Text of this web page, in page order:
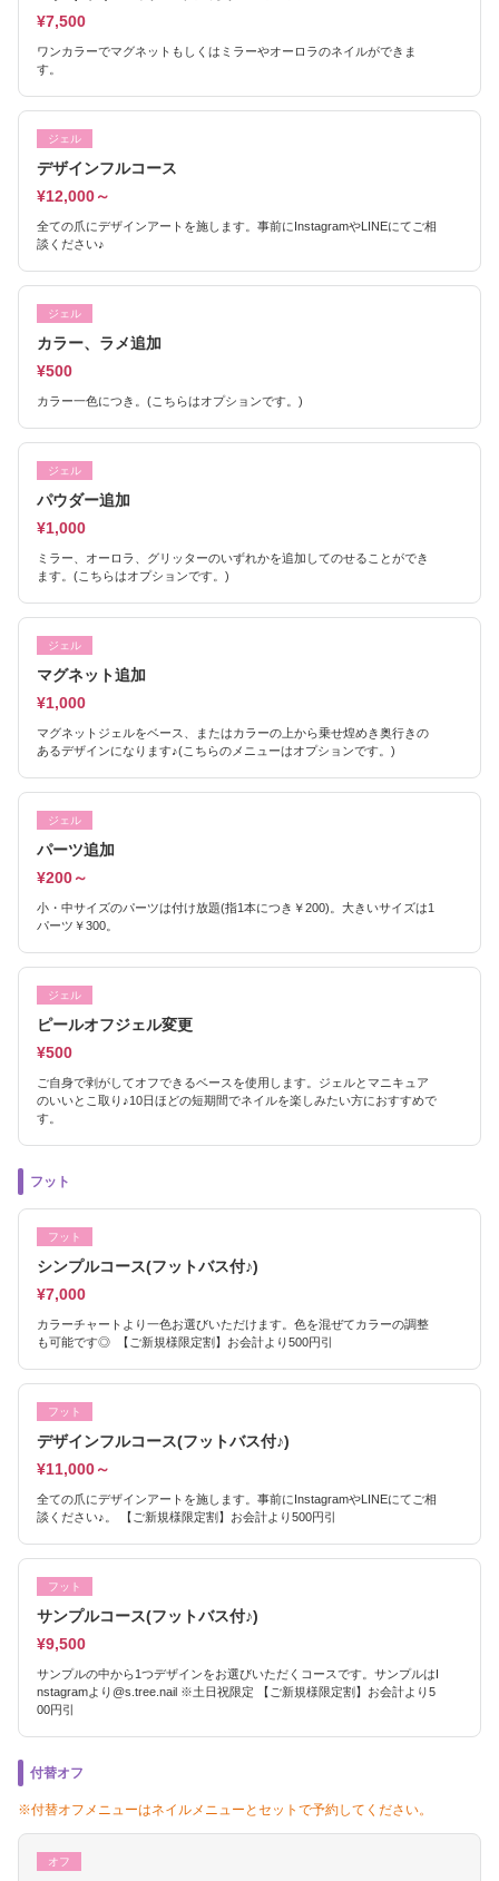
¥7,500
ワンカラーでマグネットもしくはミラーやオーロラのネイルができま
す。
ジェル
デザインフルコース
¥12,000～
全ての爪にデザインアートを施します。事前にInstagramやLINEにてご相
談ください♪
ジェル
カラー、ラメ追加
¥500
カラー一色につき。(こちらはオプションです。)
ジェル
パウダー追加
¥1,000
ミラー、オーロラ、グリッターのいずれかを追加してのせることができ
ます。(こちらはオプションです。)
ジェル
マグネット追加
¥1,000
マグネットジェルをベース、またはカラーの上から乗せ煌めき奥行きの
あるデザインになります♪(こちらのメニューはオプションです。)
ジェル
パーツ追加
¥200～
小・中サイズのパーツは付け放題(指1本につき￥200)。大きいサイズは1
パーツ￥300。
ジェル
ピールオフジェル変更
¥500
ご自身で剥がしてオフできるベースを使用します。ジェルとマニキュア
のいいとこ取り♪10日ほどの短期間でネイルを楽しみたい方におすすめで
す。
フット
フット
シンプルコース(フットバス付♪)
¥7,000
カラーチャートより一色お選びいただけます。色を混ぜてカラーの調整
も可能です◎ 【ご新規様限定割】お会計より500円引
フット
デザインフルコース(フットバス付♪)
¥11,000～
全ての爪にデザインアートを施します。事前にInstagramやLINEにてご相
談ください♪。 【ご新規様限定割】お会計より500円引
フット
サンプルコース(フットバス付♪)
¥9,500
サンプルの中から1つデザインをお選びいただくコースです。サンプルはI
nstagramより@s.tree.nail ※土日祝限定 【ご新規様限定割】お会計より5
00円引
付替オフ
※付替オフメニューはネイルメニューとセットで予約してください。
オフ